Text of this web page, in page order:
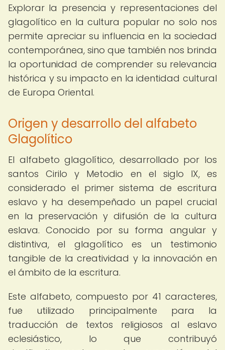
Explorar la presencia y representaciones del
glagolítico en la cultura popular no solo nos
permite apreciar su influencia en la sociedad
contemporánea, sino que también nos brinda
la oportunidad de comprender su relevancia
histórica y su impacto en la identidad cultural
de Europa Oriental.
Origen y desarrollo del alfabeto
Glagolítico
El alfabeto glagolítico, desarrollado por los
santos Cirilo y Metodio en el siglo IX, es
considerado el primer sistema de escritura
eslavo y ha desempeñado un papel crucial
en la preservación y difusión de la cultura
eslava. Conocido por su forma angular y
distintiva, el glagolítico es un testimonio
tangible de la creatividad y la innovación en
el ámbito de la escritura.
Este alfabeto, compuesto por 41 caracteres,
fue utilizado principalmente para la
traducción de textos religiosos al eslavo
eclesiástico, lo que contribuyó